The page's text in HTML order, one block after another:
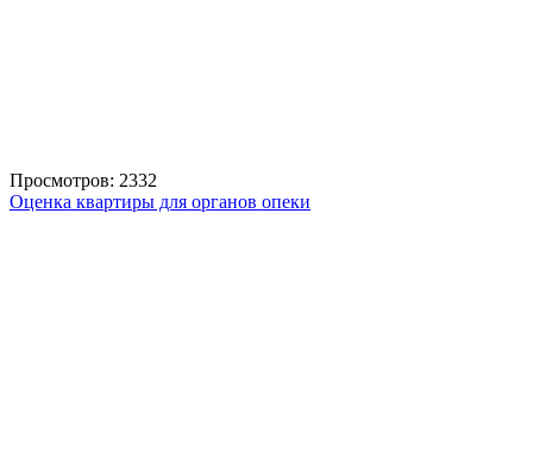
Просмотров: 2332
Оценка квартиры для органов опеки